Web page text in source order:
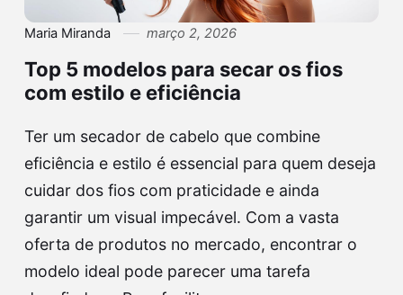
Maria Miranda março 2, 2026
Top 5 modelos para secar os fios
com estilo e eficiência
Ter um secador de cabelo que combine
eficiência e estilo é essencial para quem deseja
cuidar dos fios com praticidade e ainda
garantir um visual impecável. Com a vasta
oferta de produtos no mercado, encontrar o
modelo ideal pode parecer uma tarefa